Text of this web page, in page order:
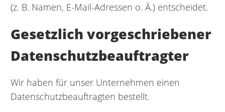
(z. B. Namen, E-Mail-Adressen o. Ä.) entscheidet.
Gesetzlich vorgeschriebener
Datenschutzbeauftragter
Wir haben für unser Unternehmen einen
Datenschutzbeauftragten bestellt.